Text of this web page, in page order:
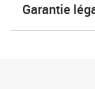
Garantie